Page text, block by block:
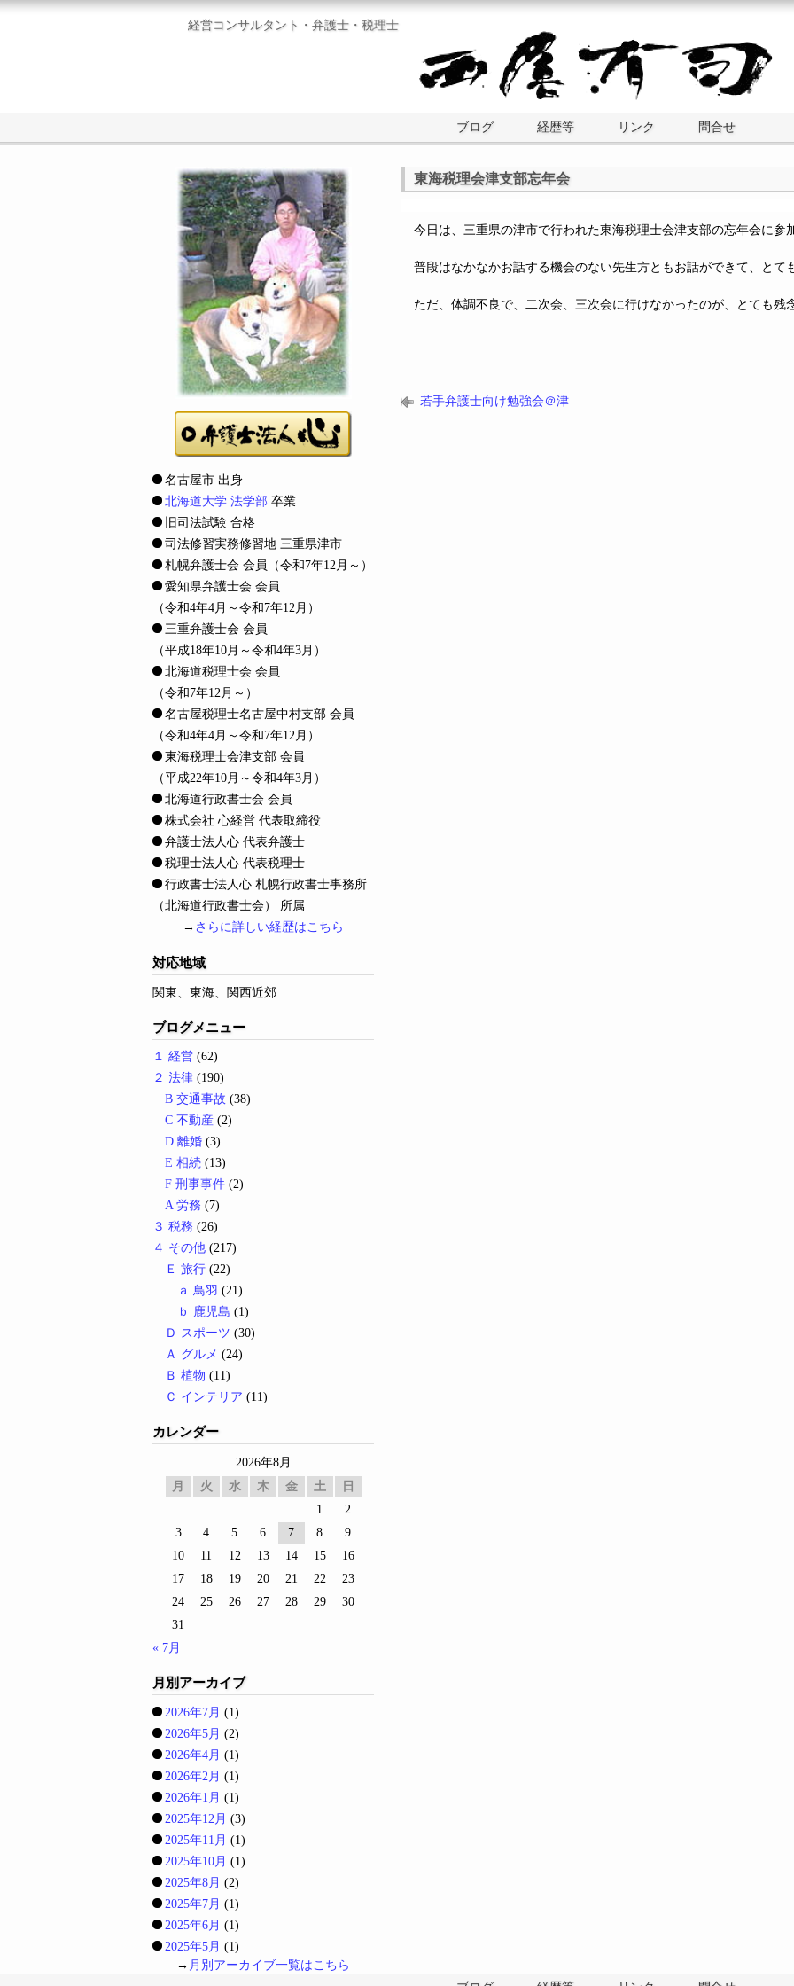
経営コンサルタント・弁護士・税理士
ブログ 経歴等 リンク 問合せ
東海税理会津支部忘年会
今日は、三重県の津市で行われた東海税理士会津支部の忘年会に参
普段はなかなかお話する機会のない先生方ともお話ができて、とて
ただ、体調不良で、二次会、三次会に行けなかったのが、とても残
若手弁護士向け勉強会＠津
名古屋市 出身
北海道大学 法学部 卒業
旧司法試験 合格
司法修習実務修習地 三重県津市
札幌弁護士会 会員
（令和7年12月～）
愛知県弁護士会 会員
（令和4年4月～令和7年12月）
三重弁護士会 会員
（平成18年10月～令和4年3月）
北海道税理士会 会員
（令和7年12月～）
名古屋税理士名古屋中村支部 会員
（令和4年4月～令和7年12月）
東海税理士会津支部 会員
（平成22年10月～令和4年3月）
北海道行政書士会 会員
株式会社 心経営 代表取締役
弁護士法人心 代表弁護士
税理士法人心 代表税理士
行政書士法人心 札幌行政書士事務所
（北海道行政書士会） 所属
→ さらに詳しい経歴はこちら
対応地域
関東、東海、関西近郊
ブログメニュー
１ 経営 (62)
２ 法律 (190)
B 交通事故 (38)
C 不動産 (2)
D 離婚 (3)
E 相続 (13)
F 刑事事件 (2)
A 労務 (7)
３ 税務 (26)
４ その他 (217)
Ｅ 旅行 (22)
ａ 鳥羽 (21)
ｂ 鹿児島 (1)
Ｄ スポーツ (30)
Ａ グルメ (24)
Ｂ 植物 (11)
Ｃ インテリア (11)
カレンダー
2026年8月
月
火 水 木 金 土
日
1
2
3
4 5 6 7 8
9
10
11 12 13 14 15
16
17
18 19 20 21 22
23
24
25 26 27 28 29
30
31
« 7月
月別アーカイブ
2026年7月 (1)
2026年5月 (2)
2026年4月 (1)
2026年2月 (1)
2026年1月 (1)
2025年12月 (3)
2025年11月 (1)
2025年10月 (1)
2025年8月 (2)
2025年7月 (1)
2025年6月 (1)
2025年5月 (1)
→ 月別アーカイブ一覧はこちら